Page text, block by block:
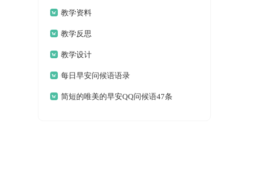
教学资料
教学反思
教学设计
每日早安问候语语录
简短的唯美的早安QQ问候语47条